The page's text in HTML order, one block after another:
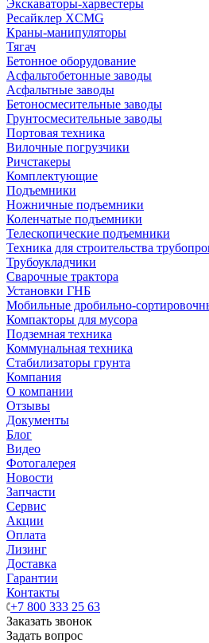
Экскаваторы-харвестеры
Ресайклер XCMG
Краны-манипуляторы
Тягач
Бетонное оборудование
Асфальтобетонные заводы
Асфальтные заводы
Бетоносмесительные заводы
Грунтосмесительные заводы
Портовая техника
Вилочные погрузчики
Ричстакеры
Комплектующие
Подъемники
Ножничные подъемники
Коленчатые подъемники
Телескопические подъемники
Техника для строительства
Трубоукладчики
Сварочные трактора
Установки ГНБ
Мобильные дробильно-
Компакторы для мусора
Подземная техника
Коммунальная техника
Стабилизаторы грунта
Компания
О компании
Отзывы
Документы
Блог
Видео
Фотогалерея
Новости
Запчасти
Сервис
Акции
Оплата
Лизинг
Доставка
Гарантии
Контакты
+7 800 333 25 63
Заказать звонок
Задать вопрос